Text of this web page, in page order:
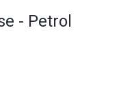
- Petrol